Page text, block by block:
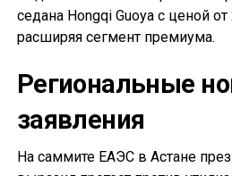
седана Hongqi Guoya с ценой
расширяя сегмент премиума.
Региональные
заявления
На саммите ЕАЭС в Астане